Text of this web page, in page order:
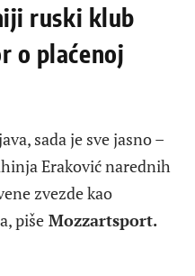
ruski klub
o plaćenoj
sada je sve jasno –
Eraković narednih
zvezde kao
piše Mozzartsport.